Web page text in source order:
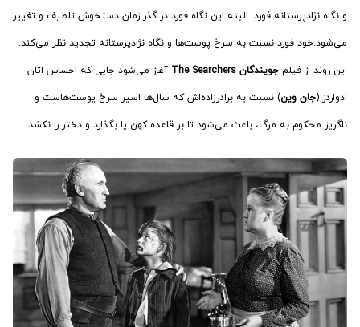
و نگاه نژادپرستانه فورد. البته این نگاه فورد در گذر زمان دستخوش تلطیف و تغییر
می‌شود.خود فورد نسبت به سرخ پوست‌ها و نگاه نژادپرستانه تجدید نظر می‌کند.
این روند از فیلم جویندگان The Searchers آغاز می‌شود جایی که احساس اتان
ادواردز (جان وین) نسبت به برادرزاده‌اش که سال‌ها اسیر سرخ پوست‌هاست و
ناگریز محکوم به مرگ، باعث می‌شود تا بر قاعده کهن پا بگذارد و دختر را نکشد.